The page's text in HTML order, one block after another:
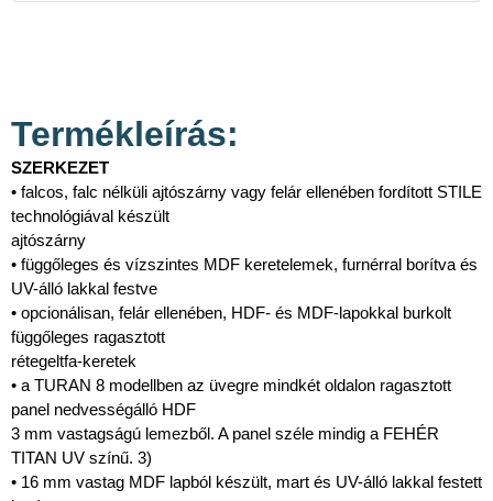
Termékleírás:
SZERKEZET
• falcos, falc nélküli ajtószárny vagy felár ellenében fordított STILE
technológiával készült
ajtószárny
• függőleges és vízszintes MDF keretelemek, furnérral borítva és
UV-álló lakkal festve
• opcionálisan, felár ellenében, HDF- és MDF-lapokkal burkolt
függőleges ragasztott
rétegeltfa-keretek
• a TURAN 8 modellben az üvegre mindkét oldalon ragasztott
panel nedvességálló HDF
3 mm vastagságú lemezből. A panel széle mindig a FEHÉR
TITAN UV színű. 3)
• 16 mm vastag MDF lapból készült, mart és UV-álló lakkal festett